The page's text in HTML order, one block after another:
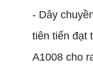
- Dây
tiên tiến đạt
A1008 cho